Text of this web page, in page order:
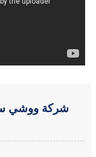
شركة ووشي سي